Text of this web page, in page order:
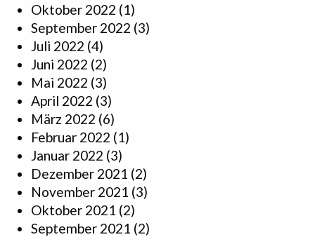
Oktober 2022 (1)
September 2022 (3)
Juli 2022 (4)
Juni 2022 (2)
Mai 2022 (3)
April 2022 (3)
März 2022 (6)
Februar 2022 (1)
Januar 2022 (3)
Dezember 2021 (2)
November 2021 (3)
Oktober 2021 (2)
September 2021 (2)